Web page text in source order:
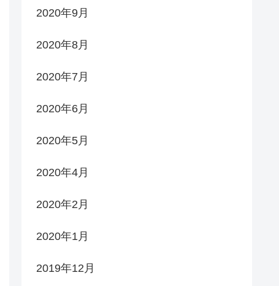
2020年9月
2020年8月
2020年7月
2020年6月
2020年5月
2020年4月
2020年2月
2020年1月
2019年12月